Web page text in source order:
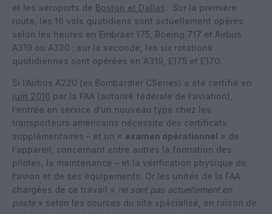
et les aéroports de Boston et Dallas. Sur la première
route, les 16 vols quotidiens sont actuellement opérés
selon les heures en Embraer 175, Boeing 717 et Airbus
A319 ou A320 ; sur la seconde, les six rotations
quotidiennes sont opérées en A319, E175 et E170.
Si l’Airbus A220 (ex Bombardier CSeries) a été certifié en
juin 2016 par la FAA (autorité fédérale de l’aviation),
l’entrée en service d’un nouveau type chez les
transporteurs américains nécessite des certificats
supplémentaires – et un « examen opérationnel » de
l’appareil, concernant entre autres la formation des
pilotes, la maintenance – et la vérification physique de
l’avion et de ses équipements. Or les unités de la FAA
chargées de ce travail « ne sont pas actuellement en
poste » selon les sources du site spécialisé, en raison de